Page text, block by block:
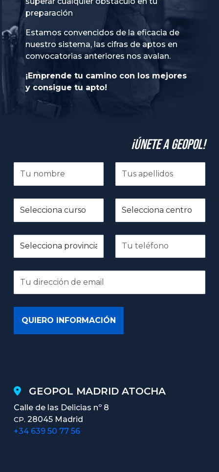
preparación
Estamos convencidos de la eficacia de
nuestro sistema, las cifras de aptos en
convocatorias anteriores nos avalan.
¡Emprende tu camino con los mejores
y consigue tu apto!
¡Únete a GeoPol!
GEOPOL MADRID ATOCHA
Calle de las Delicias nº 8
CP. 28045 Madrid
+34 639 50 77 56